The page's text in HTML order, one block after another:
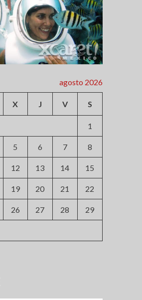
agosto 2026
X J V S
1
5 6 7 8
12 13 14 15
19 20 21 22
26 27 28 29